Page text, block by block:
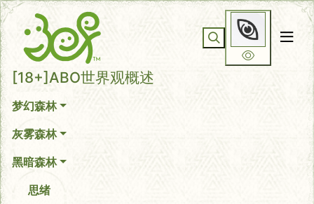
你无法看到我
[18+]ABO世界观概述
梦幻森林
灰雾森林
黑暗森林
思绪